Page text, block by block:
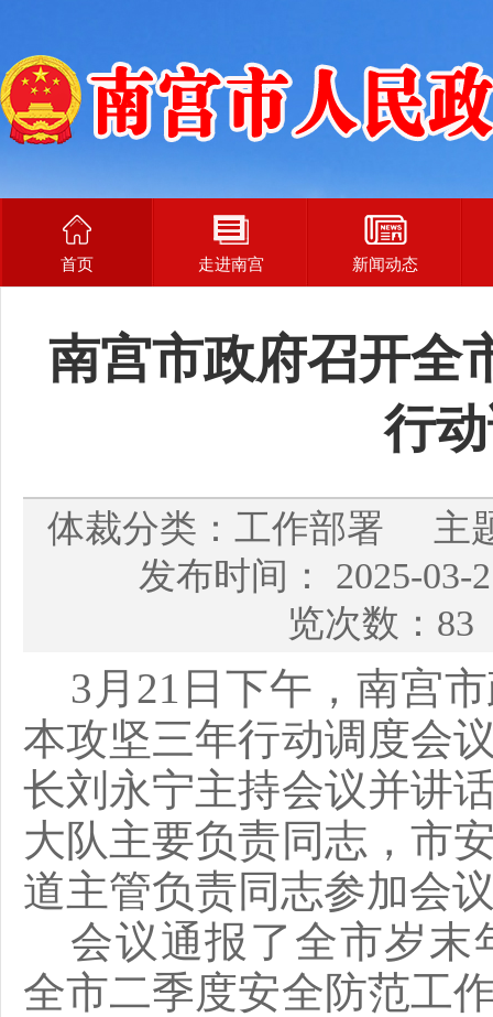
首页 走进南宫 新闻动态
南宫市政府召开全
行
体裁分类：工作部署 主
发布时间： 2025-03-
览次数：
3月21日下午，南宫
本攻坚三年行动调度会
长刘永宁主持会议并讲
大队主要负责同志，市
道主管负责同志参加会
会议通报了全市岁末
全市二季度安全防范工